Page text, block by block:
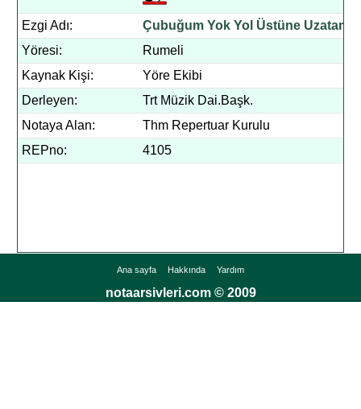
Ezgi Adı:
Çubuğum Yok Yol Üstüne Uzatam
Yöresi:
Rumeli
Kaynak Kişi:
Yöre Ekibi
Derleyen:
Trt Müzik Dai.Başk.
Notaya Alan:
Thm Repertuar Kurulu
REPno:
4105
Ana sayfa Hakkında Yardım
notaarsivleri.com © 2009